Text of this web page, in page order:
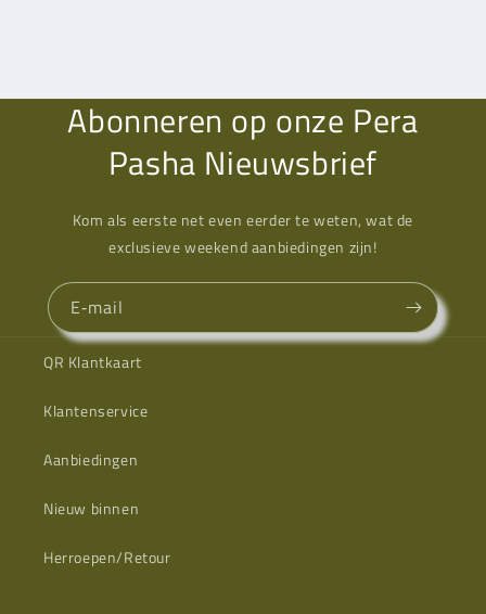
Abonneren op onze Pera
Pasha Nieuwsbrief
Kom als eerste net even eerder te weten, wat de
exclusieve weekend aanbiedingen zijn!
E‑mail
QR Klantkaart
Klantenservice
Aanbiedingen
Nieuw binnen
Herroepen/Retour